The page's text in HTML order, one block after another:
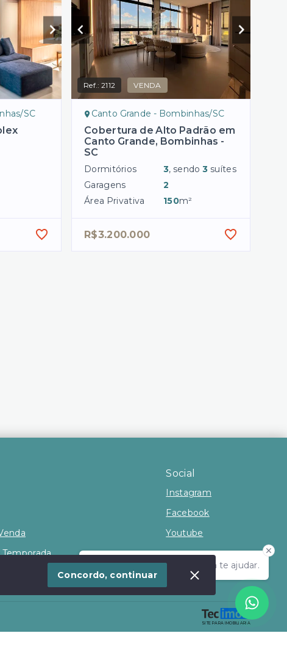
SC
Ref.:2112 VENDA
Canto Grande - Bombinhas/SC
Cobertura de Alto Padrão em
Canto Grande, Bombinhas -
SC
Dormitórios 3, sendo3 suítes
Garagens
2
Área Privativa
150m²
R$3.200.000
Olá! Estamos disponíveis para te ajudar.
Social
Instagram
Facebook
Youtube
SITE PARA IMOBILIARIA
Concordo, continuar